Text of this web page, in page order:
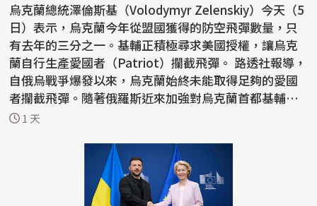
烏克蘭總統澤倫斯基（Volodymyr Zelenskiy）今天（5
日）表示，烏克蘭今年從盟國獲得的防空飛彈數量，只
有去年的三分之一。基輔正積極尋求美國授權，讓烏克
蘭自行生產愛國者（Patriot）攔截飛彈。 路透社報導，
自俄烏戰爭爆發以來，烏克蘭始終未能取得足夠的愛國
者攔截飛彈。隨著俄羅斯近來加強對烏克蘭首都基輔和
南部...
1 天